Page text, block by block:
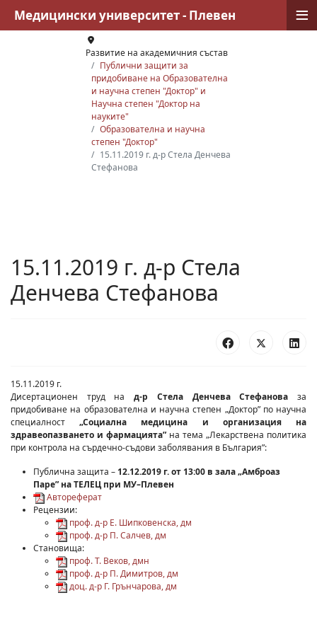
Развитие на академичния състав
Публични защити за
придобиване на Образователна
и научна степен "Доктор" и
Научна степен "Доктор на
науките"
Образователна и научна
степен "Доктор"
15.11.2019 г. д-р Стела Денчева
Стефанова
15.11.2019 г. д-р Стела
Денчева Стефанова
15.11.2019 г.
Дисертационен труд над-р Стела Денчева Стефанова за
придобиване на образователна и научна степен „Доктор” по научна
специалност„Социална медицина и организация на
здравеопазването и фармацията” на тема „Лекарствена политика
при контрола на сърдечно-съдови заболявания в България”:
Публична защита – 12.12.2019 г. от 13:00 в зала „Амброаз
Паре” на ТЕЛЕЦ при МУ–Плевен
Автореферат
Рецензии:
проф. д-р Е. Шипковенска, дм
проф. д-р П. Салчев, дм
Становища:
проф. Т. Веков, дмн
проф. д-р П. Димитров, дм
доц. д-р Г. Грънчарова, дм
Медицински университет - Плевен ≡